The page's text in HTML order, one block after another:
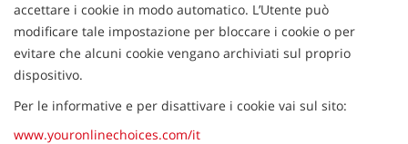
accettare i cookie in modo automatico. L’Utente può
modificare tale impostazione per bloccare i cookie o per
evitare che alcuni cookie vengano archiviati sul proprio
dispositivo.
Per le informative e per disattivare i cookie vai sul sito:
www.youronlinechoices.com/it